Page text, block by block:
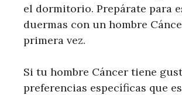
el dormitorio. Prepárate para
duermas con un hombre
primera vez.
Si tu hombre Cáncer tiene
preferencias específicas que